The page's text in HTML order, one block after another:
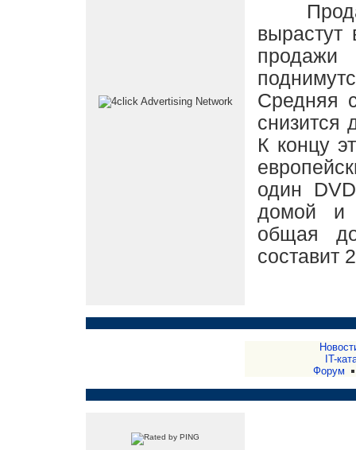
вырастут
Средняя
К концу
один
домой и
общая
составит
IT-
Форум